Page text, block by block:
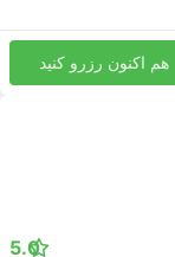
هم اکنون رزرو کنید
5.0